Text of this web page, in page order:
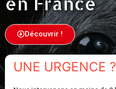
Découvrir !
UNE URGENCE ?